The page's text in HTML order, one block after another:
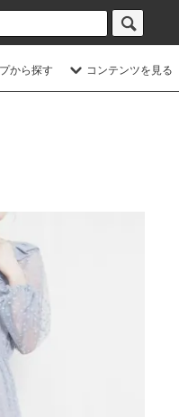
から探す コンテンツを見る